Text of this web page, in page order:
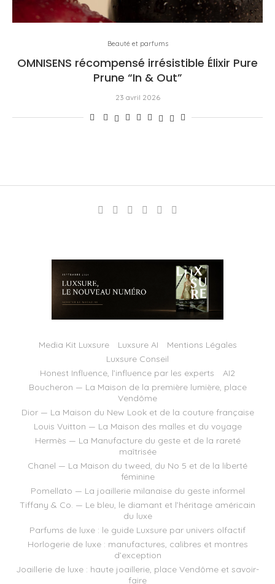
Beauté et parfums
OMNISENS récompensé irrésistible Élixir Pure
Prune “In & Out”
23 avril 2026
Media Kit Luxsure Luxsure AI
Mentions Légales
Luxsure Conseil
Honest Influence, l’influence par les experts
AI2
Boucheron — La Maison de la première lumière, place
Vendôme
Dior — La Maison du New Look et de la couture française
Louis Vuitton — La Maison des malles et du voyage
Hermès — La Manufacture du geste et de la rareté
maîtrisée
Chanel — La Maison du tweed, du No 5 et de la liberté
féminine
Pomellato — La joaillerie milanaise du geste informel
Tiffany & Co. — Le bleu, le diamant et l’héritage américain
du luxe
Parfums de luxe : le guide Luxsure par univers olfactif
Horlogerie de luxe : manufactures, calibres et montres
d’exception
Joaillerie de luxe : haute joaillerie, place Vendôme et savoir-
faire